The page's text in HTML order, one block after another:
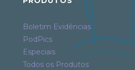
Boletim Evidências
PodPics
Especiais
Todos os Produtos